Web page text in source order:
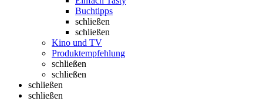
Buchtipps
schließen
schließen
Kino und TV
Produktempfehlung
schließen
schließen
schließen
schließen